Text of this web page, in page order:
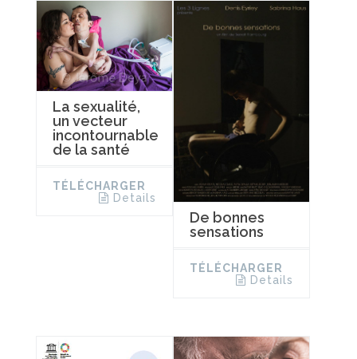
La sexualité,
un vecteur
incontournable
de la santé
TÉLÉCHARGER
Details
De bonnes
sensations
TÉLÉCHARGER
Details